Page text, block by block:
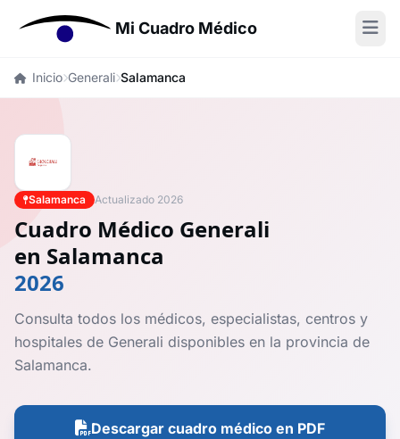
Mi Cuadro Médico
Inicio Generali Salamanca
Salamanca Actualizado 2026
Cuadro Médico Generali
en Salamanca
2026
Consulta todos los médicos, especialistas, centros y
hospitales de Generali disponibles en la provincia de
Salamanca.
Descargar cuadro médico en PDF